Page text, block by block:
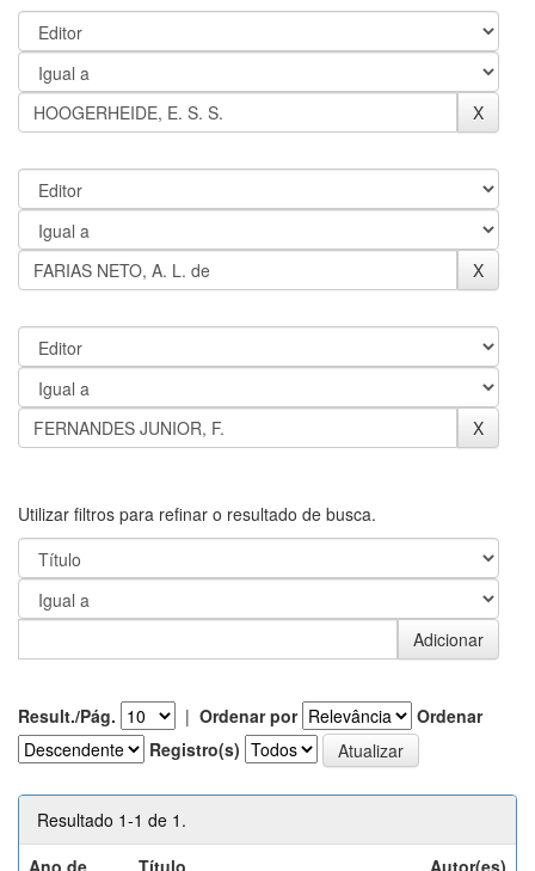
Utilizar filtros para refinar o resultado de busca.
Result./Pág. | Ordenar por
Ordenar
Registro(s)
Resultado 1-1 de 1.
Ano de
Título Autor(es)